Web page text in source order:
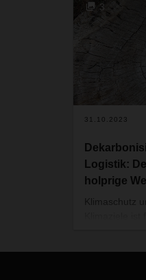
3
31.10.2023
Logistik:
holprige
Klimaschutz